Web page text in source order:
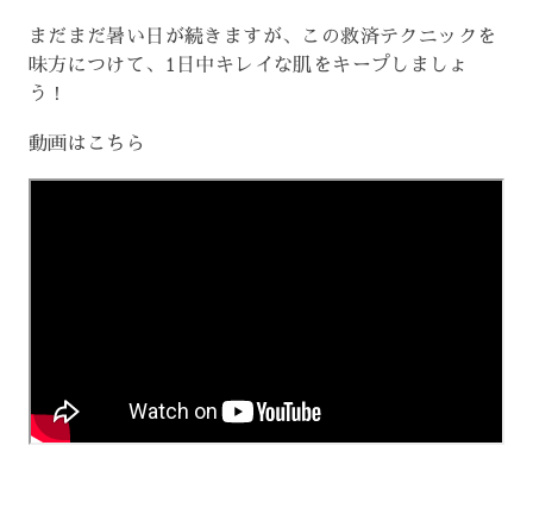
まだまだ暑い日が続きますが、この救済テクニックを
味方につけて、1日中キレイな肌をキープしましょ
う！
動画はこちら